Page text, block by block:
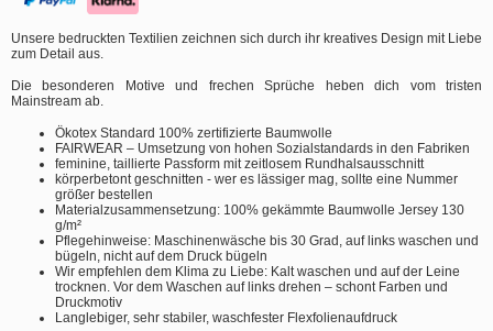
Unsere bedruckten Textilien zeichnen sich durch ihr kreatives Design mit Liebe
zum Detail aus.
Die besonderen Motive und frechen Sprüche heben dich vom tristen
Mainstream ab.
Ökotex Standard 100% zertifizierte Baumwolle
FAIRWEAR – Umsetzung von hohen Sozialstandards in den Fabriken
feminine, taillierte Passform mit zeitlosem Rundhalsausschnitt
körperbetont geschnitten - wer es lässiger mag, sollte eine Nummer
größer bestellen
Materialzusammensetzung: 100% gekämmte Baumwolle Jersey 130
g/m²
Pflegehinweise: Maschinenwäsche bis 30 Grad, auf links waschen und
bügeln, nicht auf dem Druck bügeln
Wir empfehlen dem Klima zu Liebe: Kalt waschen und auf der Leine
trocknen. Vor dem Waschen auf links drehen – schont Farben und
Druckmotiv
Langlebiger, sehr stabiler, waschfester Flexfolienaufdruck